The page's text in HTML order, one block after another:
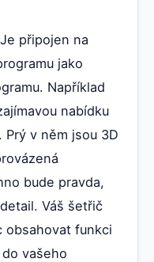
připojen na
jako
Například
nabídku
v něm jsou 3D
bude pravda,
Váš šetřič
obsahovat funkci
vašeho